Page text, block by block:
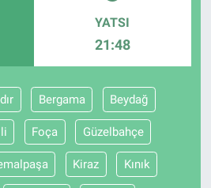
YATSI
21:48
Bergama Beydağ
Foça Güzelbahçe
Kiraz Kınık